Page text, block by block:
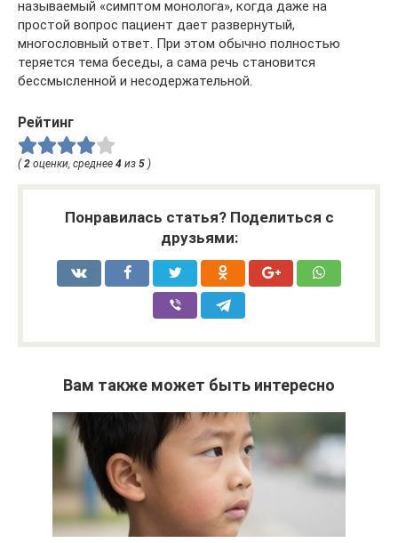
называемый «симптом монолога», когда даже на
простой вопрос пациент дает развернутый,
многословный ответ. При этом обычно полностью
теряется тема беседы, а сама речь становится
бессмысленной и несодержательной.
Рейтинг
( 2 оценки, среднее 4 из 5 )
Понравилась статья? Поделиться с
друзьями:
Вам также может быть интересно